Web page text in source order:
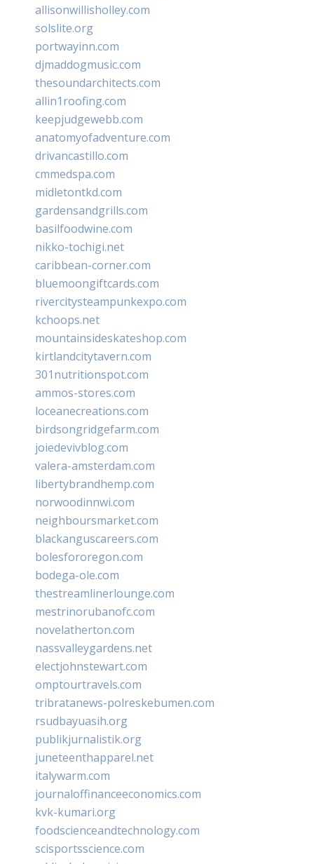
allisonwillisholley.com
solslite.org
portwayinn.com
djmaddogmusic.com
thesoundarchitects.com
allin1roofing.com
keepjudgewebb.com
anatomyofadventure.com
drivancastillo.com
cmmedspa.com
midletontkd.com
gardensandgrills.com
basilfoodwine.com
nikko-tochigi.net
caribbean-corner.com
bluemoongiftcards.com
rivercitysteampunkexpo.com
kchoops.net
mountainsideskateshop.com
kirtlandcitytavern.com
301nutritionspot.com
ammos-stores.com
loceanecreations.com
birdsongridgefarm.com
joiedevivblog.com
valera-amsterdam.com
libertybrandhemp.com
norwoodinnwi.com
neighboursmarket.com
blackanguscareers.com
bolesfororegon.com
bodega-ole.com
thestreamlinerlounge.com
mestrinorubanofc.com
novelatherton.com
nassvalleygardens.net
electjohnstewart.com
omptourtravels.com
tribratanews-polreskebumen.com
rsudbayuasih.org
publikjurnalistik.org
juneteenthapparel.net
italywarm.com
journaloffinanceeconomics.com
kvk-kumari.org
foodscienceandtechnology.com
scisportsscience.com